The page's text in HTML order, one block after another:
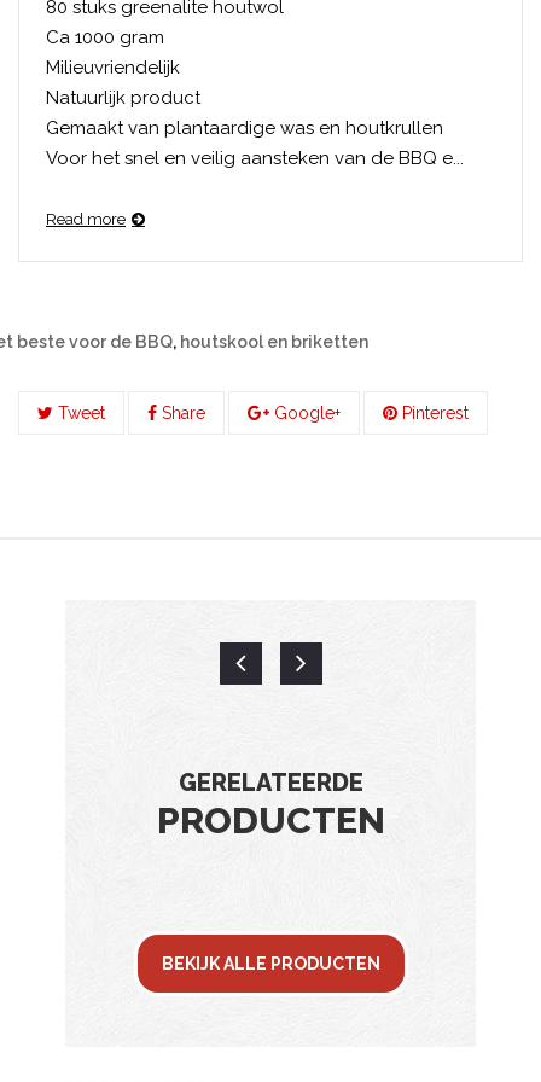
80 stuks greenalite houtwol
Ca 1000 gram
Milieuvriendelijk
Natuurlijk product
Gemaakt van plantaardige was en houtkrullen
Voor het snel en veilig aansteken van de BBQ e...
Read more
beste voor de BBQ, houtskool en briketten
Tweet Share Google+ Pinterest
GERELATEERDE
PRODUCTEN
BEKIJK ALLE PRODUCTEN